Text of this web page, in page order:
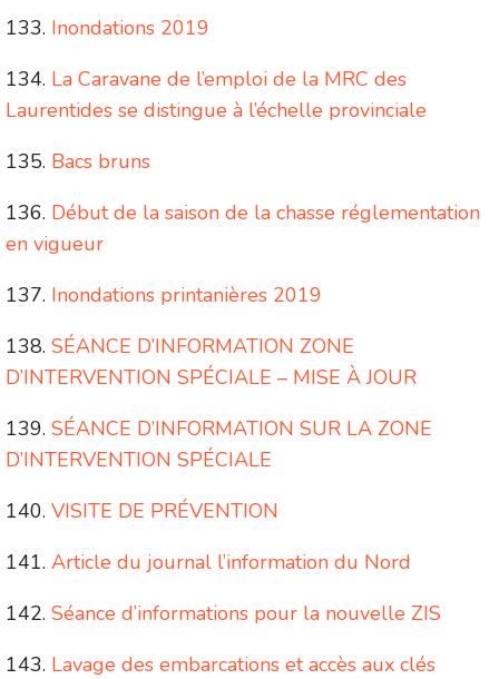
Inondations 2019
La Caravane de l’emploi de la MRC des
Laurentides se distingue à l’échelle provinciale
Bacs bruns
Début de la saison de la chasse réglementation
en vigueur
Inondations printanières 2019
SÉANCE D’INFORMATION ZONE
D’INTERVENTION SPÉCIALE – MISE À JOUR
SÉANCE D’INFORMATION SUR LA ZONE
D’INTERVENTION SPÉCIALE
VISITE DE PRÉVENTION
Article du journal l’information du Nord
Séance d’informations pour la nouvelle ZIS
Lavage des embarcations et accès aux clés